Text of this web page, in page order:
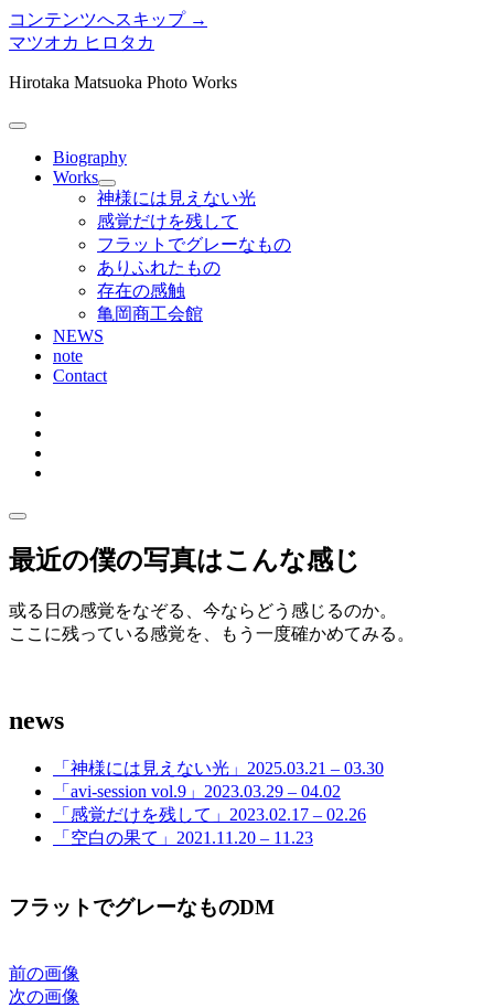
コンテンツへスキップ →
マツオカ ヒロタカ
Hirotaka Matsuoka Photo Works
メ
Biography
Works
メ
ニ
ュ
ー
を
開
く
神様には見えない光
感覚だけを残して
フラットでグレーなもの
ありふれたもの
存在の感触
亀岡商工会館
NEWS
note
Contact
サ
イ
バ
サ
イ
ド
ー
を
開
最近の僕の写真はこんな感じ
或る日の感覚をなぞる、今ならどう感じるのか。
ここに残っている感覚を、もう一度確かめてみる。
news
「神様には見えない光」2025.03.21 – 03.30
「avi-session vol.9」2023.03.29 – 04.02
「感覚だけを残して」2023.02.17 – 02.26
「空白の果て」2021.11.20 – 11.23
フラットでグレーなものDM
前の画像
次の画像